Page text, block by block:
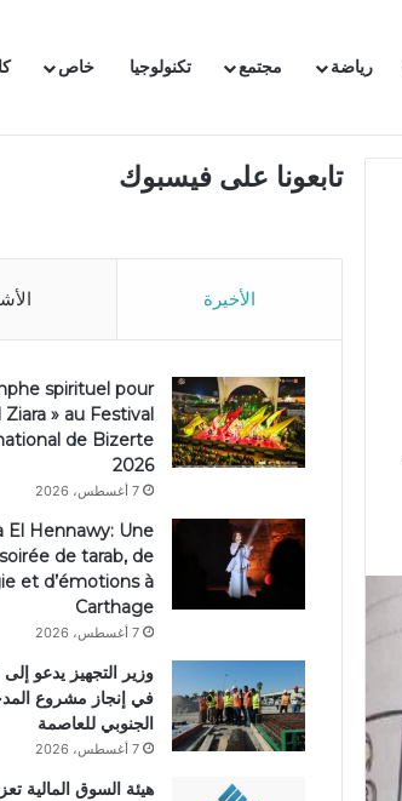
رياضة مجتمع تكنولوجيا خاص
تابعونا على فيسبوك
الأخيرة
spirituel pour
Ziara » au Festival
de Bizerte
2026
7 أغسطس، 2026
El Hennawy: Une
soirée de tarab, de
et d’émotions à
Carthage
7 أغسطس، 2026
وزير التجهيز يدعو إلى
في إنجاز مشروع
الجنوبي للعاصمة
7 أغسطس، 2026
هيئة السوق المالية